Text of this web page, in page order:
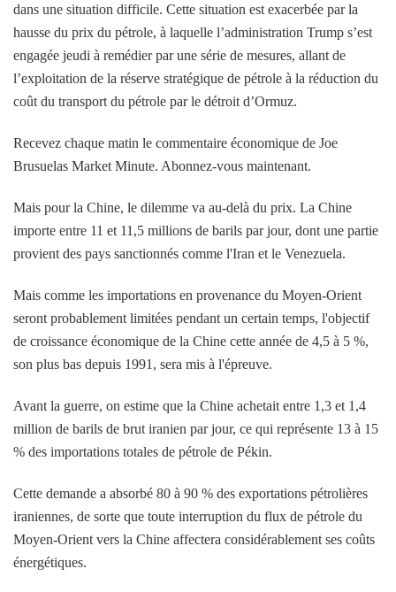
dans une situation difficile. Cette situation est exacerbée par la
hausse du prix du pétrole, à laquelle l’administration Trump s’est
engagée jeudi à remédier par une série de mesures, allant de
l’exploitation de la réserve stratégique de pétrole à la réduction du
coût du transport du pétrole par le détroit d’Ormuz.
Recevez chaque matin le commentaire économique de Joe
Brusuelas Market Minute. Abonnez-vous maintenant.
Mais pour la Chine, le dilemme va au-delà du prix. La Chine
importe entre 11 et 11,5 millions de barils par jour, dont une partie
provient des pays sanctionnés comme l'Iran et le Venezuela.
Mais comme les importations en provenance du Moyen-Orient
seront probablement limitées pendant un certain temps, l'objectif
de croissance économique de la Chine cette année de 4,5 à 5 %,
son plus bas depuis 1991, sera mis à l'épreuve.
Avant la guerre, on estime que la Chine achetait entre 1,3 et 1,4
million de barils de brut iranien par jour, ce qui représente 13 à 15
% des importations totales de pétrole de Pékin.
Cette demande a absorbé 80 à 90 % des exportations pétrolières
iraniennes, de sorte que toute interruption du flux de pétrole du
Moyen-Orient vers la Chine affectera considérablement ses coûts
énergétiques.